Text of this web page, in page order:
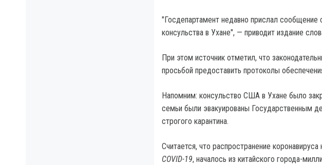
"Госдепартамент недавно прислал сообщение
консульства в Ухане", — приводит издание
При этом источник отметил, что
просьбой предоставить протоколы
Напомним: консульство США в Ухане было
семьи были эвакуированы Государственным
строгого карантина.
Считается, что распространение
COVID-19, началось из китайского города-